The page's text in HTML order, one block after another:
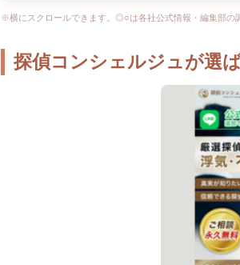
※横にスクロールできます。◎○は各社公式情報・編集部の
探偵コンシェルジュが選